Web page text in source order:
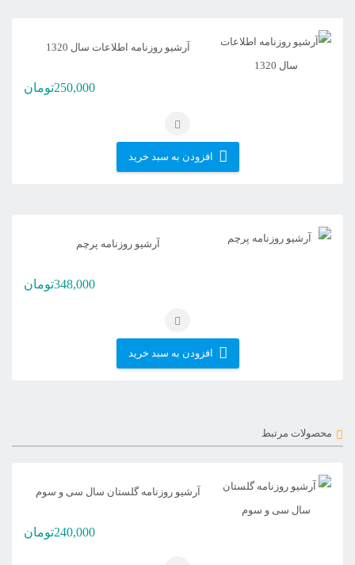
آرشیو روزنامه اطلاعات سال 1320
250,000تومان
افزودن به سبد خرید
آرشیو روزنامه پرچم
348,000تومان
افزودن به سبد خرید
محصولات مرتبط
آرشیو روزنامه گلستان سال سی و سوم
240,000تومان